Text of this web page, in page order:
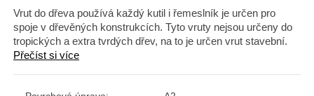
Vrut do dřeva používá každý kutil i řemeslník je určen pro
spoje v dřevěných konstrukcích. Tyto vruty nejsou určeny do
tropických a extra tvrdých dřev, na to je určen vrut stavební.
Přečíst si více